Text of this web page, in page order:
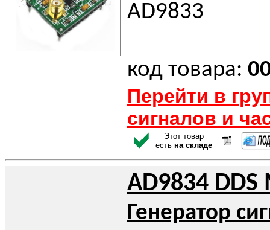
AD9833
код товара:
Перейти в
сигналов и
Этот товар
есть на складе
AD9834
Генератор